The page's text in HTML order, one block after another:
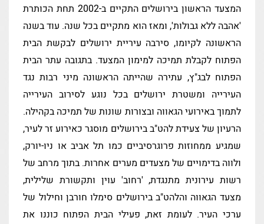
המצעד הראשון בירושלים התקיים ב-2002 תחת הכותרת
'אהבה ללא גבולות', ומאז הוא מתקיים בכל שנה. עוד בשנה
הראשונה לקיומו, סירבה עיריית ירושלים לבקשת הבית
הפתוח לקבלת תמיכה למימון המצעד. בתגובה עתר הבית
הפתוח לבג"ץ, עתירה שהייתה הראשונה מיני רבות נגד
העירייה ומשטרת ירושלים בכל נוגע לסירוב העירייה
לתמוך באירועי הגאווה ובצורות שונות של תמיכה בקהילה.
הרעיון של צעידת להט"ב בירושלים מוסגר כאירוע זר לעיר,
שמגיע ממחוזות פרוגרסיביים כמו תל אביב או ניו-יורק,
ולווה בדימויים של מצעדים מערים אחרות. בתוך מרחב של
רשות עירונית מתנגדת, 'רחוב' עוין ותקשורת שלילית,
מצעד הגאווה והלהט"ב בירושלים סימלו חורבן וחילול של
ערכי העיר. לעומת זאת, פעילי הבית הפתוח כוננו את